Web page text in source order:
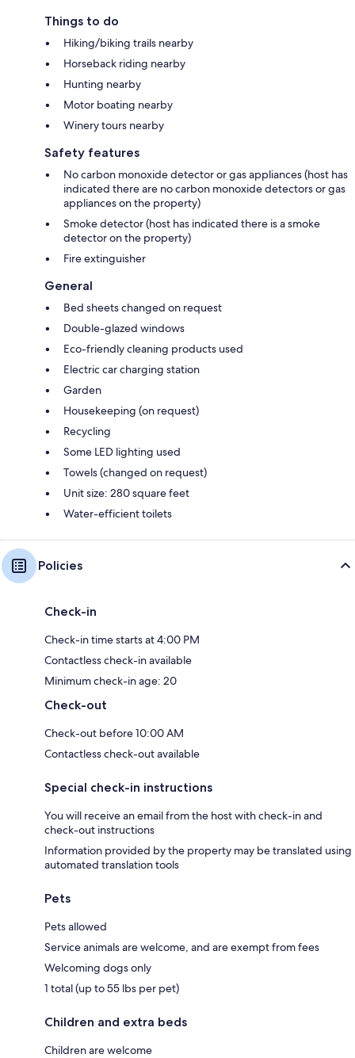
Things to do
Hiking/biking trails nearby
Horseback riding nearby
Hunting nearby
Motor boating nearby
Winery tours nearby
Safety features
No carbon monoxide detector or gas appliances (host has
indicated there are no carbon monoxide detectors or gas
appliances on the property)
Smoke detector (host has indicated there is a smoke
detector on the property)
Fire extinguisher
General
Bed sheets changed on request
Double-glazed windows
Eco-friendly cleaning products used
Electric car charging station
Garden
Housekeeping (on request)
Recycling
Some LED lighting used
Towels (changed on request)
Unit size: 280 square feet
Water-efficient toilets
Policies
Check-in
Check-in time starts at 4:00 PM
Contactless check-in available
Minimum check-in age: 20
Check-out
Check-out before 10:00 AM
Contactless check-out available
Special check-in instructions
You will receive an email from the host with check-in and
check-out instructions
Information provided by the property may be translated using
automated translation tools
Pets
Pets allowed
Service animals are welcome, and are exempt from fees
Welcoming dogs only
1 total (up to 55 lbs per pet)
Children and extra beds
Children are welcome